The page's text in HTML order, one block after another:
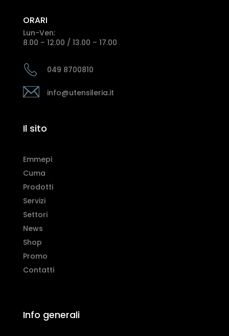
ORARI
Lun-Ven:
8.00 – 12.00 / 13.00 – 17.00
049 8700810
info@utensileria.it
Il sito
Emmepi
Cuma
Prodotti
Servizi
Settori
News
Shop
Promo
Contatti
Info generali